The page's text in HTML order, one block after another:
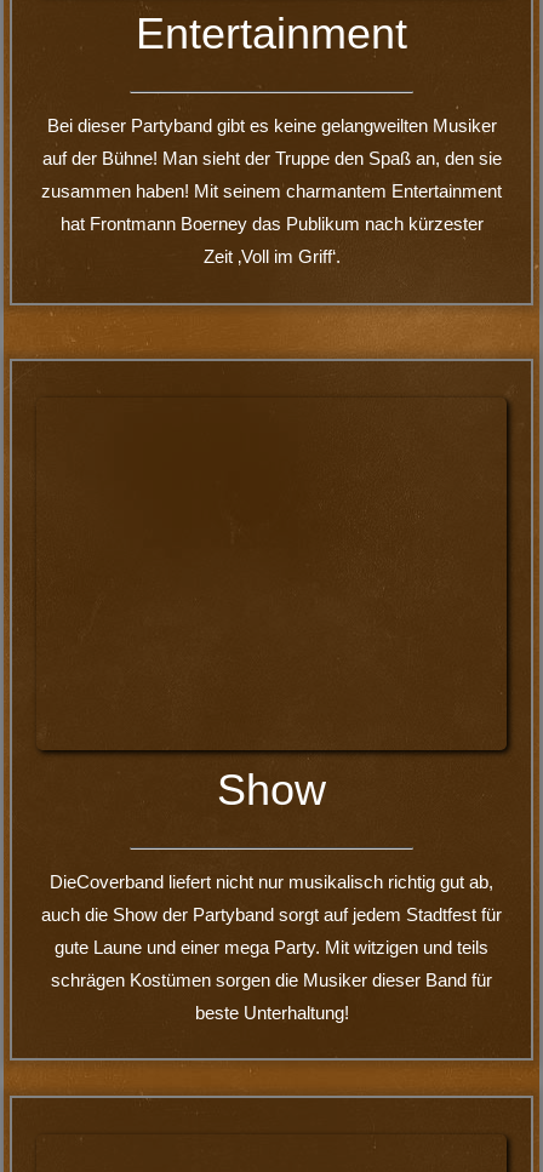
Technik
Die Band kann für Stadtfeste professionelle Tontechnik,
Lichttechnik und Bühnen inkl. Personal mit anbieten.
Erkundigt Euch gerne nach Komplettangeboten ->
bunte Show der Band, die 40 Jahre Kulthits aus allen
rockbaren und partytauglichen Genres abdeckt, haben diese
gemacht. Geiler Sound und abgefahrene Typen feiern mit
Euch richtig ab.
Einfach: Coverband buchen — Partyrock und gute Laune !